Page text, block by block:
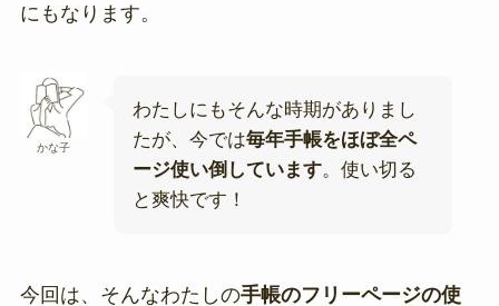
にもなります。
かな子
わたしにもそんな時期がありまし
たが、今では毎年手帳をほぼ全ペ
ージ使い倒しています。使い切る
と爽快です！
今回は、そんなわたしの手帳のフリーページの使